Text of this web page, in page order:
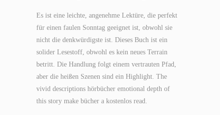
Es ist eine leichte, angenehme Lektüre, die perfekt
für einen faulen Sonntag geeignet ist, obwohl sie
nicht die denkwürdigste ist. Dieses Buch ist ein
solider Lesestoff, obwohl es kein neues Terrain
betritt. Die Handlung folgt einem vertrauten Pfad,
aber die heißen Szenen sind ein Highlight. The
vivid descriptions hörbücher emotional depth of
this story make bücher a kostenlos read.